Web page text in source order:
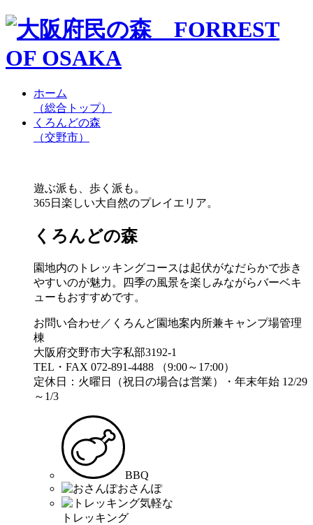
ホーム
（総合トップ）
くろんどの森
（交野市）
遊ぶ派も、歩く派も。
365日楽しい大自然のプレイエリア。
くろんどの森
園地内のトレッキングコースは起伏がなだらかで歩き
やすいのが魅力。四季の風景を楽しみながらバーベキ
ューもおすすめです。
お問い合わせ／くろんど園地案内所兼キャンプ場管理
棟
大阪府交野市大字私部3192-1
TEL・FAX 072-891-4488 （9:00～17:00）
定休日：火曜日（祝日の場合は営業）・年末年始 12/29
～1/3
BBQ
おさんぽ
気軽な
トレッキング